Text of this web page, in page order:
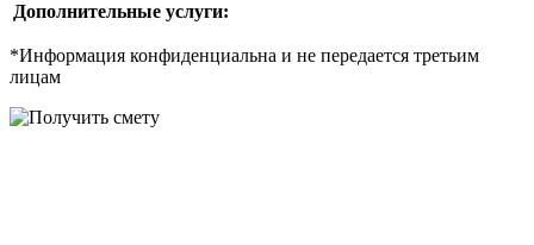
Дополнительные услуги:
*Информация конфиденциальна и не передается третьим
лицам